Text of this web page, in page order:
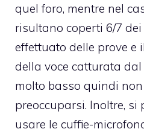
quel foro, mentre nel
risultano coperti 6/7
effettuato delle prove
della voce catturata
molto basso quindi non
preoccuparsi. Inoltre, si
usare le cuffie-